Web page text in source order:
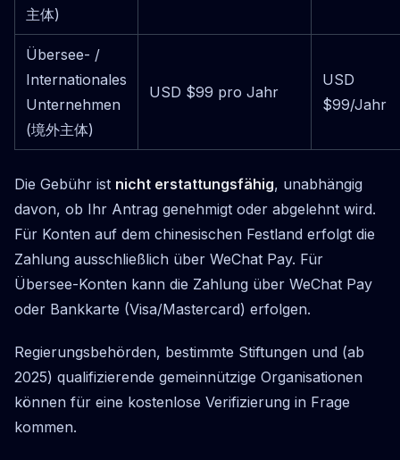
主体)
Übersee- /
Internationales
Unternehmen
(境外主体)
USD $99 pro Jahr
USD
$99/Jahr
Die Gebühr ist nicht erstattungsfähig, unabhängig
davon, ob Ihr Antrag genehmigt oder abgelehnt wird.
Für Konten auf dem chinesischen Festland erfolgt die
Zahlung ausschließlich über WeChat Pay. Für
Übersee-Konten kann die Zahlung über WeChat Pay
oder Bankkarte (Visa/Mastercard) erfolgen.
Regierungsbehörden, bestimmte Stiftungen und (ab
2025) qualifizierende gemeinnützige Organisationen
können für eine kostenlose Verifizierung in Frage
kommen.